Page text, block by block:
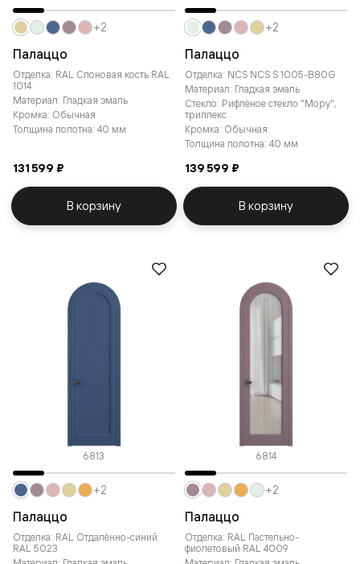
Палаццо
Отделка: RAL Слоновая кость RAL
1014
Материал: Гладкая эмаль
Кромка: Обычная
Толщина полотна: 40 мм
131 599 ₽
+2
В корзину
Палаццо
Отделка: NCS NCS S 1005-B80G
Материал: Гладкая эмаль
Стекло: Рифлёное стекло "Мору",
триплекс
Кромка: Обычная
Толщина полотна: 40 мм
139 599 ₽
+2
В корзину
6813
Палаццо
Отделка: RAL Отдалённо-синий
RAL 5023
+2
6814
Палаццо
Отделка: RAL Пастельно-
фиолетовый RAL 4009
+2